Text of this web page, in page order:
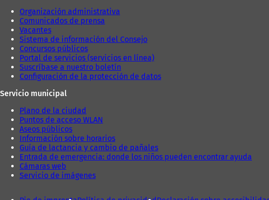
Organización administrativa
Comunicados de prensa
Vacantes
Sistema de información del Consejo
Concursos públicos
Portal de servicios (servicios en línea)
Suscríbase a nuestro boletín
Configuración de la protección de datos
Servicio municipal
Plano de la ciudad
Puntos de acceso WLAN
Aseos públicos
Información sobre horarios
Guía de lactancia y cambio de pañales
Entrada de emergencia: donde los niños pueden encontrar ayuda
Cámaras web
Servicio de imágenes